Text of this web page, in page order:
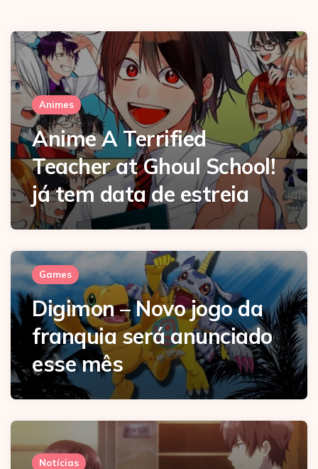
Animes
Anime A Terrified
Teacher at Ghoul School!
já tem data de estreia
Games
Digimon – Novo jogo da
franquia será anunciado
esse mês
Notícias